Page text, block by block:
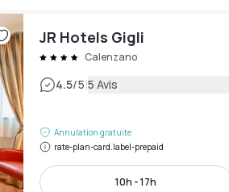
JR Hotels Gigli
Calenzano
4.5/5|5 Avis
Annulation gratuite
rate-plan-card.label-prepaid
10h - 17h